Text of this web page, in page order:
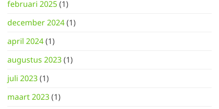
februari 2025(1)
december 2024(1)
april 2024(1)
augustus 2023(1)
juli 2023(1)
maart 2023(1)